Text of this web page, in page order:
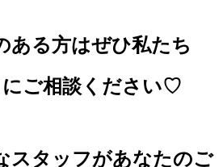
ある方はぜひ私たち
にご相談ください♡
スタッフがあなたのご